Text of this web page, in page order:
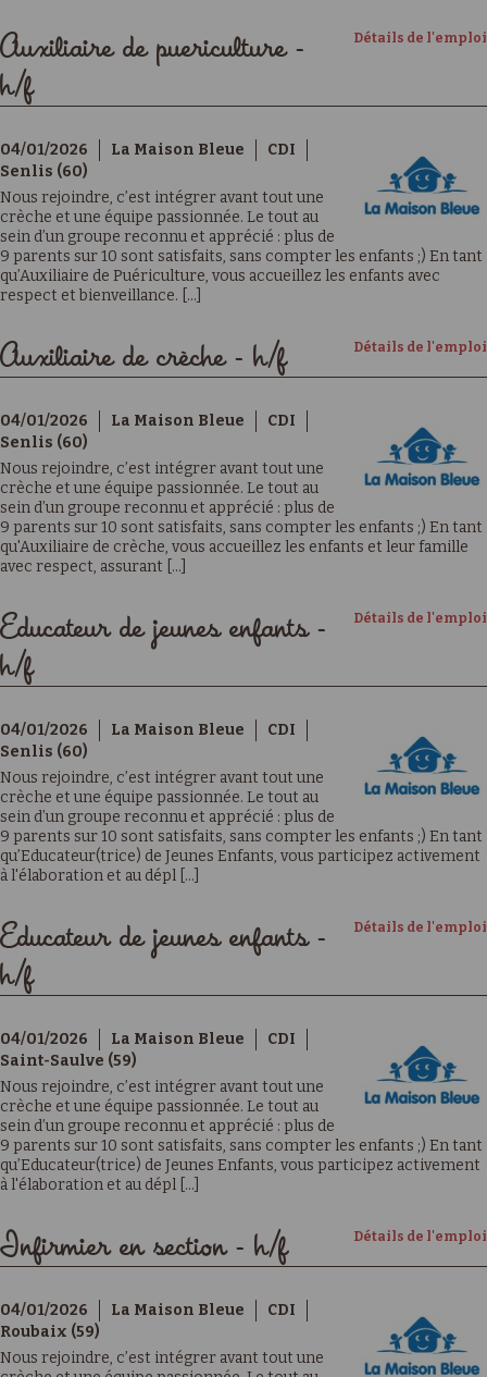
Détails de l'emploi
Auxiliaire de puericulture -
h/f
04/01/2026 La Maison Bleue
CDI
Senlis (60)
Nous rejoindre, c’est intégrer avant tout une
crèche et une équipe passionnée. Le tout au
sein d’un groupe reconnu et apprécié : plus de
9 parents sur 10 sont satisfaits, sans compter les enfants ;) En tant
qu’Auxiliaire de Puériculture, vous accueillez les enfants avec
respect et bienveillance. [...]
Détails de l'emploi
Auxiliaire de crèche - h/f
04/01/2026 La Maison Bleue
CDI
Senlis (60)
Nous rejoindre, c’est intégrer avant tout une
crèche et une équipe passionnée. Le tout au
sein d’un groupe reconnu et apprécié : plus de
9 parents sur 10 sont satisfaits, sans compter les enfants ;) En tant
qu'Auxiliaire de crèche, vous accueillez les enfants et leur famille
avec respect, assurant [...]
Détails de l'emploi
Educateur de jeunes enfants -
h/f
04/01/2026 La Maison Bleue
CDI
Senlis (60)
Nous rejoindre, c’est intégrer avant tout une
crèche et une équipe passionnée. Le tout au
sein d’un groupe reconnu et apprécié : plus de
9 parents sur 10 sont satisfaits, sans compter les enfants ;) En tant
qu’Educateur(trice) de Jeunes Enfants, vous participez activement
à l'élaboration et au dépl [...]
Détails de l'emploi
Educateur de jeunes enfants -
h/f
04/01/2026 La Maison Bleue
CDI
Saint-Saulve (59)
Nous rejoindre, c’est intégrer avant tout une
crèche et une équipe passionnée. Le tout au
sein d’un groupe reconnu et apprécié : plus de
9 parents sur 10 sont satisfaits, sans compter les enfants ;) En tant
qu’Educateur(trice) de Jeunes Enfants, vous participez activement
à l'élaboration et au dépl [...]
Détails de l'emploi
Infirmier en section - h/f
04/01/2026 La Maison Bleue
CDI
Roubaix (59)
Nous rejoindre, c’est intégrer avant tout une